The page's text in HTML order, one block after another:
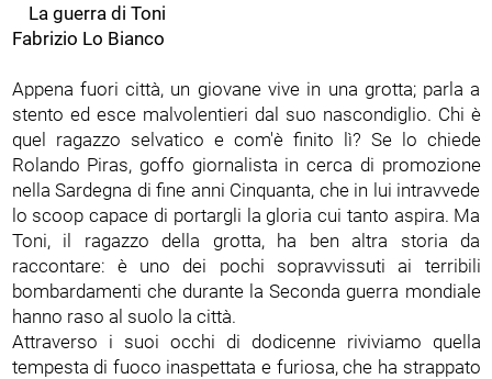
La guerra di Toni
Fabrizio Lo Bianco
Appena fuori città, un giovane vive in una grotta; parla a
stento ed esce malvolentieri dal suo nascondiglio. Chi è
quel ragazzo selvatico e com'è finito lì? Se lo chiede
Rolando Piras, goffo giornalista in cerca di promozione
nella Sardegna di fine anni Cinquanta, che in lui intravvede
lo scoop capace di portargli la gloria cui tanto aspira. Ma
Toni, il ragazzo della grotta, ha ben altra storia da
raccontare: è uno dei pochi sopravvissuti ai terribili
bombardamenti che durante la Seconda guerra mondiale
hanno raso al suolo la città.
Attraverso i suoi occhi di dodicenne riviviamo quella
tempesta di fuoco inaspettata e furiosa, che ha strappato